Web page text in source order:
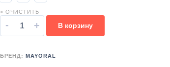
× ОЧИСТИТЬ
- + В корзину
БРЕНД: MAYORAL